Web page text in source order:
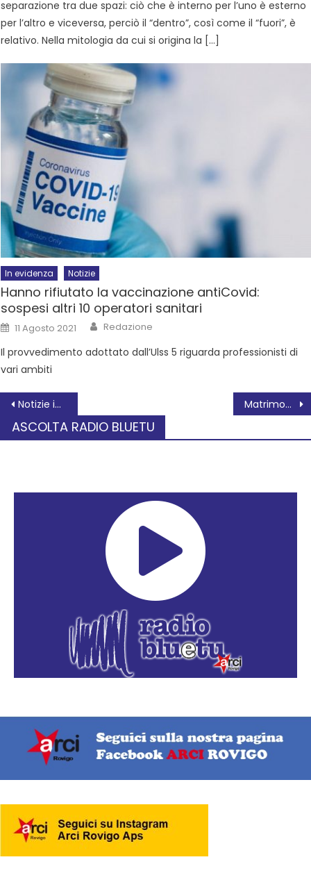
separazione tra due spazi: ciò che è interno per l’uno è esterno
per l’altro e viceversa, perciò il “dentro”, così come il “fuori”, è
relativo. Nella mitologia da cui si origina la […]
In evidenza Notizie
Hanno rifiutato la vaccinazione antiCovid:
sospesi altri 10 operatori sanitari
11 Agosto 2021 Redazione
Il provvedimento adottato dall’Ulss 5 riguarda professionisti di
vari ambiti
Notizie in breve da Occhiobello Matrimoni a parte
ASCOLTA RADIO BLUETU